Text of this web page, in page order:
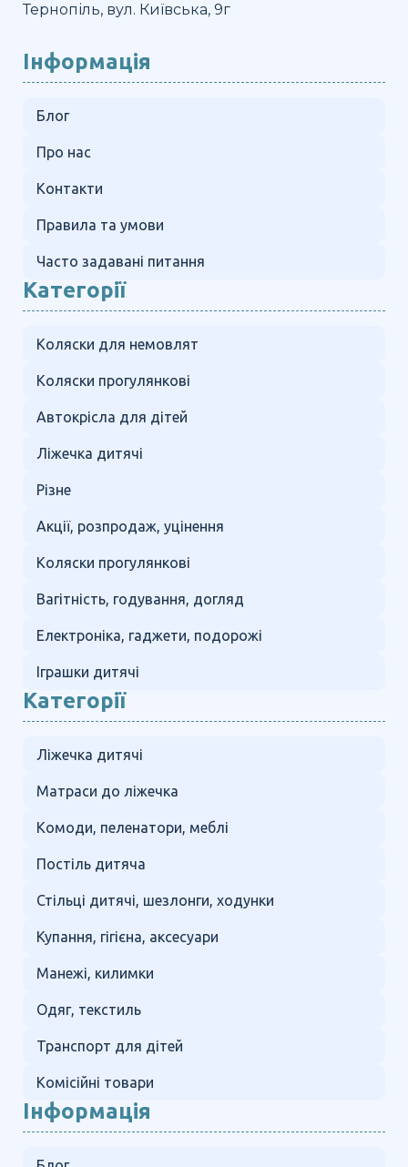
Тернопіль, вул. Київська, 9г
Інформація
Блог
Про нас
Контакти
Правила та умови
Часто задавані питання
Категорії
Коляски для немовлят
Коляски прогулянкові
Автокрісла для дітей
Ліжечка дитячі
Різне
Акції, розпродаж, уцінення
Коляски прогулянкові
Вагітність, годування, догляд
Електроніка, гаджети, подорожі
Іграшки дитячі
Категорії
Ліжечка дитячі
Матраси до ліжечка
Комоди, пеленатори, меблі
Постіль дитяча
Стільці дитячі, шезлонги, ходунки
Купання, гігієна, аксесуари
Манежі, килимки
Одяг, текстиль
Транспорт для дітей
Комісійні товари
Інформація